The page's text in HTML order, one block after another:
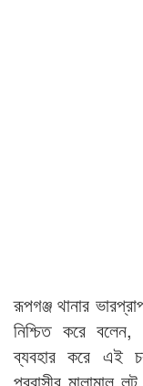
রূপগঞ্জ থানার
নিশ্চিত করে
ব্যবহার করে এই